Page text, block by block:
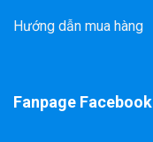
Hướng dẫn mua hàng
Fanpage Facebook